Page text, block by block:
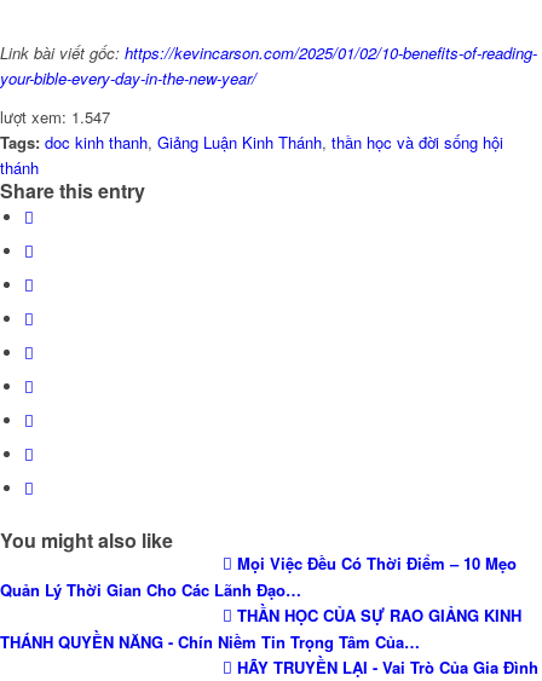
Link bài viết gốc: https://kevincarson.com/2025/01/02/10-benefits-of-reading-
your-bible-every-day-in-the-new-year/
lượt xem: 1.547
Tags: doc kinh thanh, Giảng Luận Kinh Thánh, thần học và đời sống hội
thánh
Share this entry
You might also like
Mọi Việc Đều Có Thời Điểm – 10 Mẹo
Quản Lý Thời Gian Cho Các Lãnh Đạo…
THẦN HỌC CỦA SỰ RAO GIẢNG KINH
THÁNH QUYỀN NĂNG - Chín Niềm Tin Trọng Tâm Của…
HÃY TRUYỀN LẠI - Vai Trò Của Gia Đình